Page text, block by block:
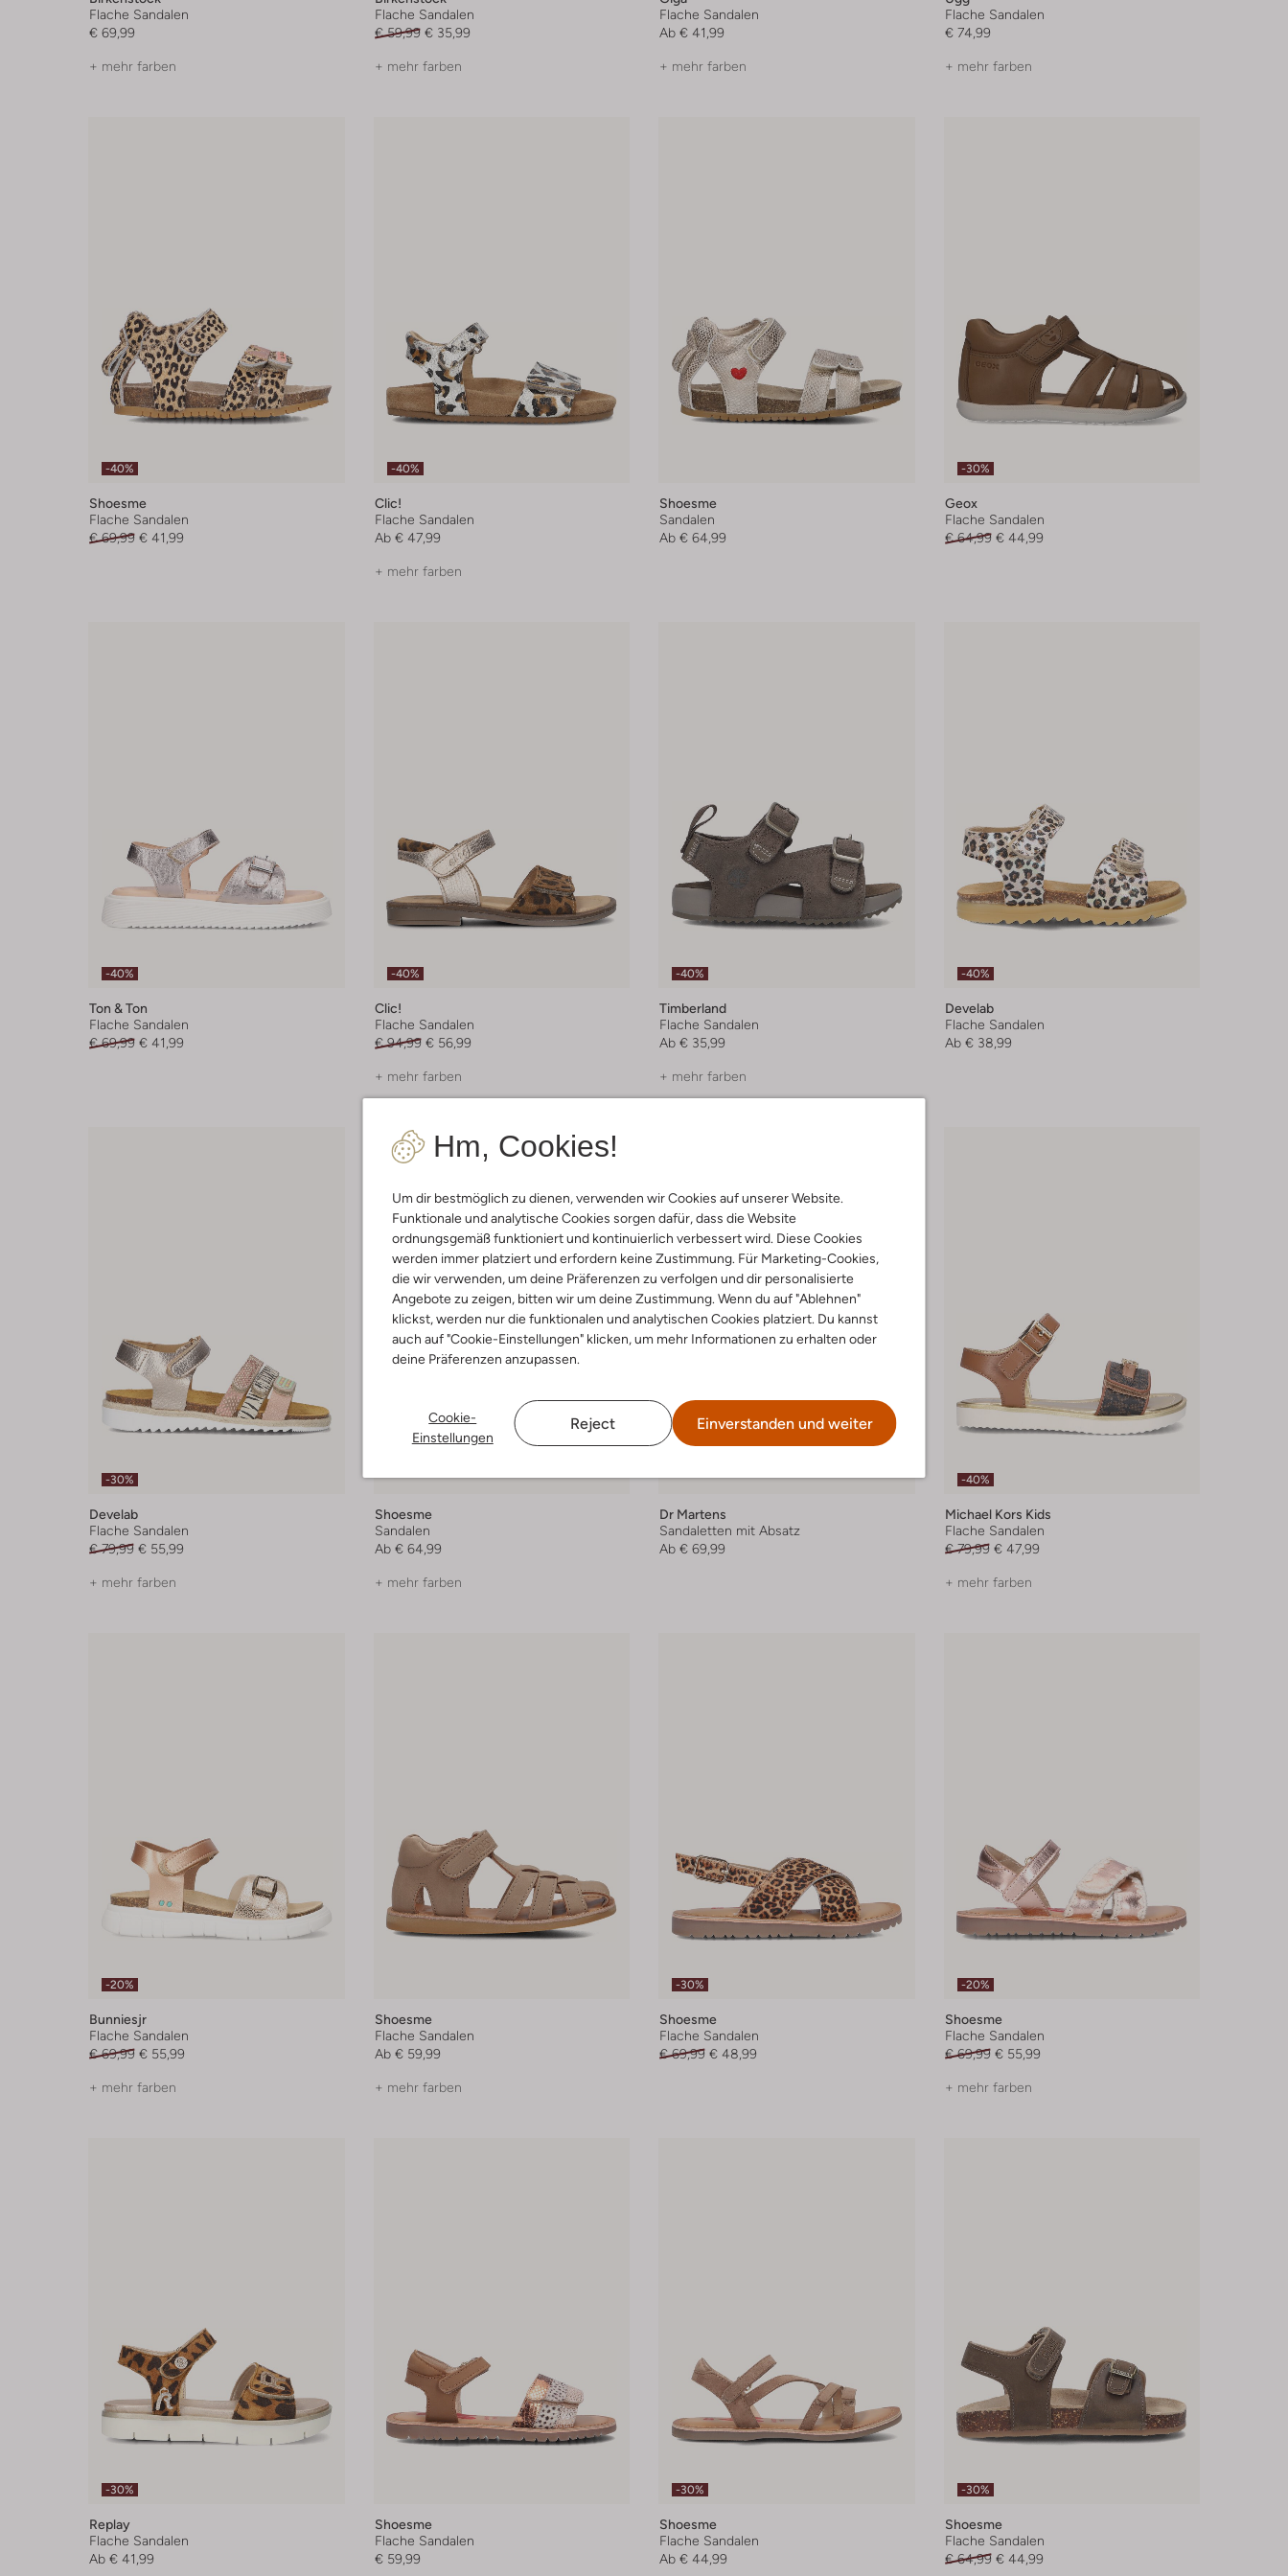
Hm, Cookies!
Um dir bestmöglich zu dienen, verwenden wir Cookies auf unserer Website.
Funktionale und analytische Cookies sorgen dafür, dass die Website
ordnungsgemäß funktioniert und kontinuierlich verbessert wird. Diese Cookies
werden immer platziert und erfordern keine Zustimmung. Für Marketing-Cookies,
die wir verwenden, um deine Präferenzen zu verfolgen und dir personalisierte
Angebote zu zeigen, bitten wir um deine Zustimmung. Wenn du auf "Ablehnen"
klickst, werden nur die funktionalen und analytischen Cookies platziert. Du kannst
auch auf "Cookie-Einstellungen" klicken, um mehr Informationen zu erhalten oder
deine Präferenzen anzupassen.
Cookie-
Einstellungen
Reject Einverstanden und weiter
Flache Sandalen
€ 69,99
+ mehr farben
Flache Sandalen
€ 59,99 € 35,99
+ mehr farben
Flache Sandalen
Ab € 41,99
+ mehr farben
Flache Sandalen
€ 74,99
+ mehr farben
-40%
Shoesme
Flache Sandalen
€ 69,99 € 41,99
-40%
Clic!
Flache Sandalen
Ab € 47,99
+ mehr farben
Shoesme
Sandalen
Ab € 64,99
-30%
Geox
Flache Sandalen
€ 64,99 € 44,99
-40%
Ton & Ton
Flache Sandalen
€ 69,99 € 41,99
-40%
Clic!
Flache Sandalen
€ 94,99 € 56,99
+ mehr farben
-40%
Timberland
Flache Sandalen
Ab € 35,99
+ mehr farben
-40%
Develab
Flache Sandalen
Ab € 38,99
-30%
Develab
Flache Sandalen
€ 79,99 € 55,99
+ mehr farben
Shoesme
Sandalen
Ab € 64,99
+ mehr farben
Dr Martens
Sandaletten mit Absatz
Ab € 69,99
-40%
Michael Kors Kids
Flache Sandalen
€ 79,99 € 47,99
+ mehr farben
-20%
Bunniesjr
Flache Sandalen
€ 69,99 € 55,99
+ mehr farben
Shoesme
Flache Sandalen
Ab € 59,99
+ mehr farben
-30%
Shoesme
Flache Sandalen
€ 69,99 € 48,99
-20%
Shoesme
Flache Sandalen
€ 69,99 € 55,99
+ mehr farben
-30%
Replay
Flache Sandalen
Ab € 41,99
Shoesme
Flache Sandalen
€ 59,99
-30%
Shoesme
Flache Sandalen
Ab € 44,99
-30%
Shoesme
Flache Sandalen
€ 64,99 € 44,99